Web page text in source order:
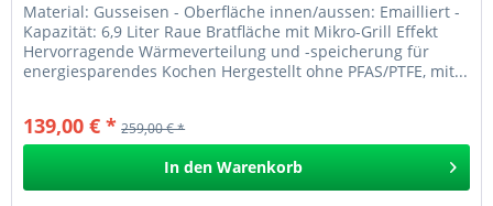
Material: Gusseisen - Oberfläche innen/aussen: Emailliert -
Kapazität: 6,9 Liter Raue Bratfläche mit Mikro-Grill Effekt
Hervorragende Wärmeverteilung und -speicherung für
energiesparendes Kochen Hergestellt ohne PFAS/PTFE, mit...
139,00 € * 259,00 € *
In den Warenkorb